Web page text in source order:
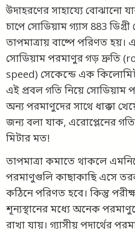
উদাহরণের সাহায্যে বোঝানো
চাপে সোডিয়াম গ্যাস 883
তাপমাত্রায় বাষ্পে পরিণত হয়।
সোডিয়াম পরমাণুর গড় দ্রুতি
speed) সেকেন্ডে এক
এই প্রবল গতি নিয়ে
অন্য পরমাণুদের সাথে ধাক্কা
জন্য বলা যাক, এরোপ্লেনের গতি
মিটার মত!
তাপমাত্রা কমাতে থাকলে
পরমাণুগুলি কাছাকাছি এসে
কঠিনে পরিণত হবে। কিন্তু
শূন্যস্থানের মধ্যে অনেক
রাখা যায়। গ্যাসীয় পদার্থের